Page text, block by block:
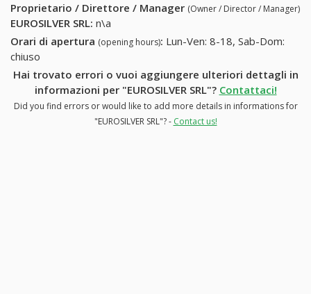
Proprietario / Direttore / Manager (Owner / Director / Manager)
EUROSILVER SRL: n\a
Orari di apertura (opening hours): Lun-Ven: 8-18, Sab-Dom:
chiuso
Hai trovato errori o vuoi aggiungere ulteriori dettagli in
informazioni per "EUROSILVER SRL"? Contattaci!
Did you find errors or would like to add more details in informations for
"EUROSILVER SRL"? - Contact us!